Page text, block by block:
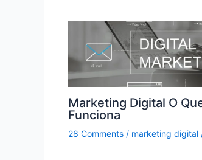
Marketing Digital O
Funciona
28 Comments / marketing digital